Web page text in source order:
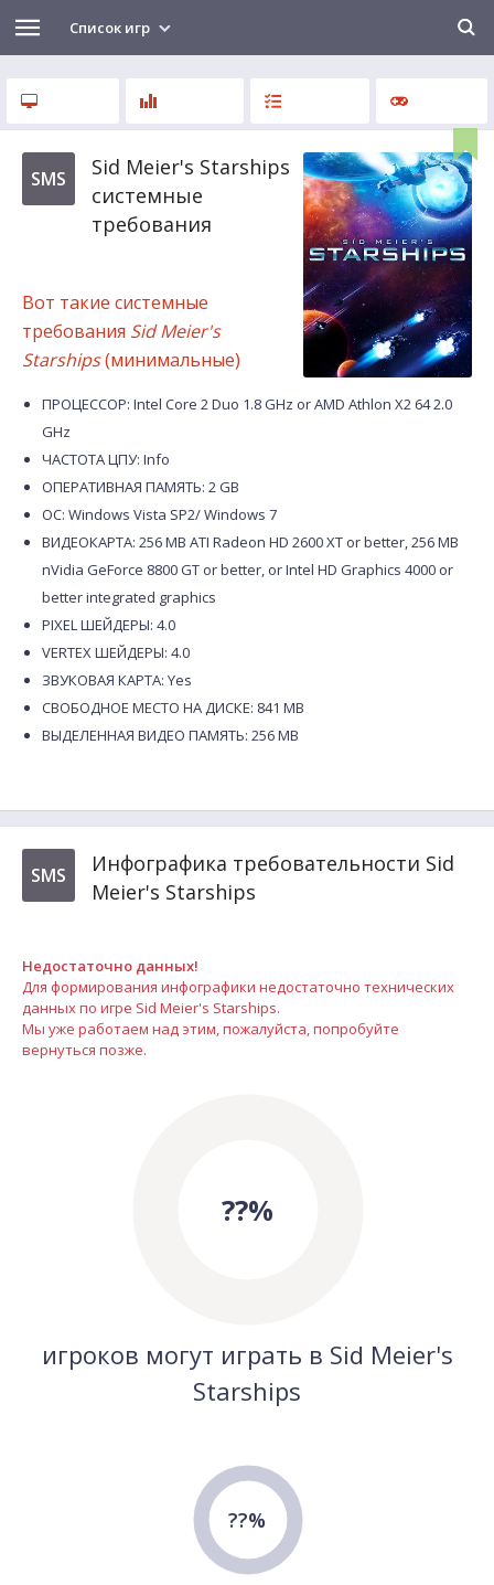
Список игр
SMS
Sid Meier's Starships
системные
требования
Вот такие системные
требования Sid Meier's
Starships(минимальные)
ПРОЦЕССОР: Intel Core 2 Duo 1.8 GHz or AMD Athlon X2 64 2.0
GHz
ЧАСТОТА ЦПУ: Info
ОПЕРАТИВНАЯ ПАМЯТЬ: 2 GB
ОС: Windows Vista SP2/ Windows 7
ВИДЕОКАРТА: 256 MB ATI Radeon HD 2600 XT or better, 256 MB
nVidia GeForce 8800 GT or better, or Intel HD Graphics 4000 or
better integrated graphics
PIXEL ШЕЙДЕРЫ: 4.0
VERTEX ШЕЙДЕРЫ: 4.0
ЗВУКОВАЯ КАРТА: Yes
СВОБОДНОЕ МЕСТО НА ДИСКЕ: 841 MB
ВЫДЕЛЕННАЯ ВИДЕО ПАМЯТЬ: 256 MB
SMS
Инфографика требовательности Sid
Meier's Starships
Недостаточно данных!
Для формирования инфографики недостаточно технических
данных по игре Sid Meier's Starships.
Мы уже работаем над этим, пожалуйста, попробуйте
вернуться позже.
??%
игроков могут играть в Sid Meier's
Starships
??%